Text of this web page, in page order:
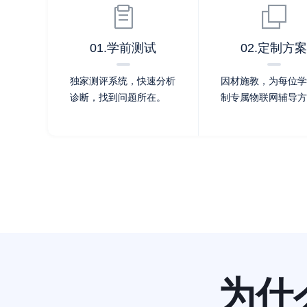
01.学前测试
独家测评系统，快速分析
诊断，找到问题所在。
02.定制方案
因材施教，为每位
制专属物联网辅导
为什